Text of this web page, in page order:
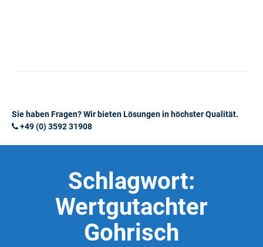
Sie haben Fragen? Wir bieten Lösungen in höchster Qualität.
+49 (0) 3592 31908
Schlagwort:
Wertgutachter
Gohrisch